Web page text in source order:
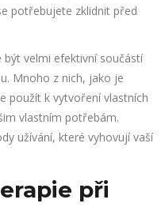
potřebujete zklidnit před
velmi efektivní součástí
Mnoho z nich, jako je
použít k vytvoření vlastních
vlastním potřebám.
užívání, které vyhovují vaší
při